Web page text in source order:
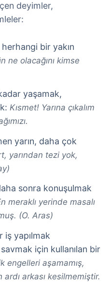
deyimler,
bir yakın
ne olacağını kimse
yaşamak,
Kısmet! Yarına çıkalım
yarın, daha çok
yarından tezi yok,
sonra konuşulmak
meraklı yerinde masalı
(O. Aras)
iş yapılmak
için kullanılan bir
engelleri aşamamış,
arkası kesilmemiştir.